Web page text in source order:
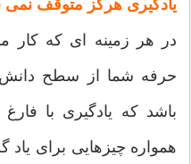
یادگیری هرگز متوقف
در هر زمینه ای که کار
حرفه شما از سطح دانش و
باشد که یادگیری با
همواره چیزهایی برای یاد